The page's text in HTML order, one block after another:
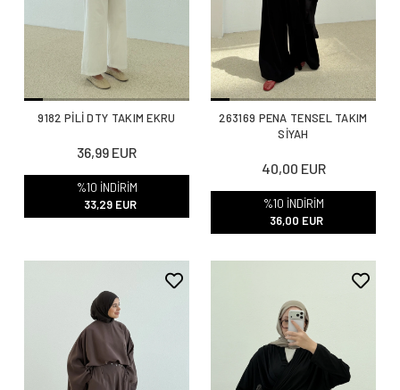
9182 PİLİ DTY TAKIM EKRU
36,99 EUR
%10 İNDİRİM
33,29 EUR
263169 PENA TENSEL TAKIM
SİYAH
40,00 EUR
%10 İNDİRİM
36,00 EUR